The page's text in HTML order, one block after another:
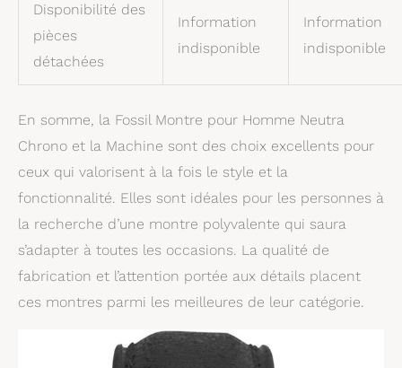
Disponibilité des
pièces
détachées
Information
indisponible
Information
indisponible
En somme, la Fossil Montre pour Homme Neutra
Chrono et la Machine sont des choix excellents pour
ceux qui valorisent à la fois le style et la
fonctionnalité. Elles sont idéales pour les personnes à
la recherche d’une montre polyvalente qui saura
s’adapter à toutes les occasions. La qualité de
fabrication et l’attention portée aux détails placent
ces montres parmi les meilleures de leur catégorie.